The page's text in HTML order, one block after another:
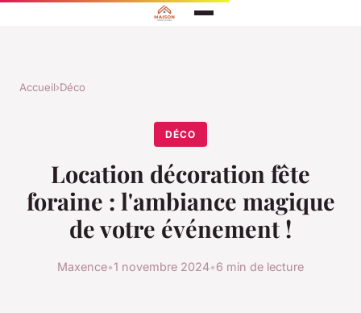
Accueil›Déco
DÉCO
Location décoration fête
foraine : l'ambiance magique
de votre événement !
Maxence•1 novembre 2024•6 min de lecture